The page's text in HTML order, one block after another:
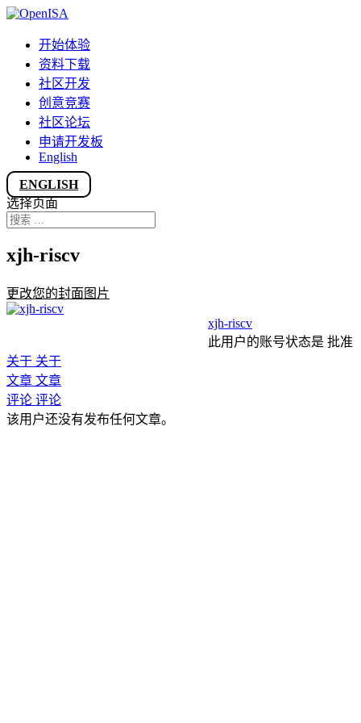
开始体验
资料下载
社区开发
创意竞赛
社区论坛
申请开发板
English
ENGLISH
选择页面
xjh-riscv
更改您的封面图片
xjh-riscv
此用户的账号状态是 批准
关于 关于
文章 文章
评论 评论
该用户还没有发布任何文章。